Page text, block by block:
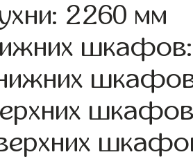
2260 мм